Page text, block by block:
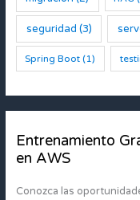
seguridad (3)
Spring Boot (1)
Entrenamiento
en AWS
Conozca las